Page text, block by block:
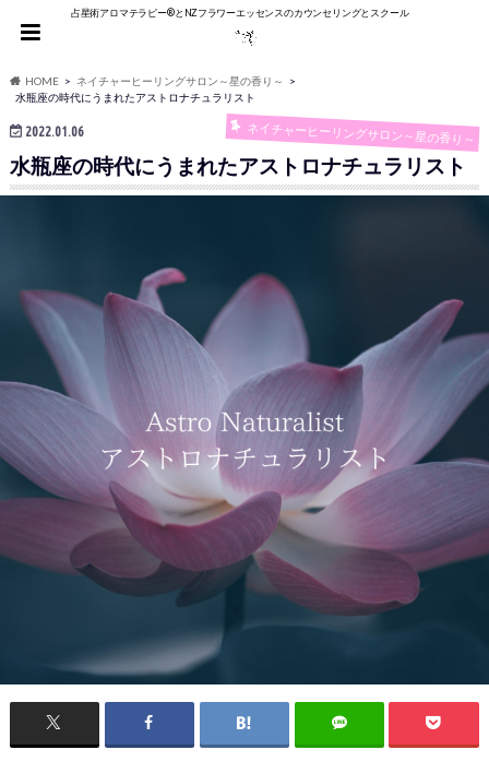
占星術アロマテラピー®︎とNZフラワーエッセンスのカウンセリングとスクール
HOME
ネイチャーヒーリングサロン～星の香り～
水瓶座の時代にうまれたアストロナチュラリスト
2022.01.06 ネイチャーヒーリングサロン～星の香り～
水瓶座の時代にうまれたアストロナチュラリスト